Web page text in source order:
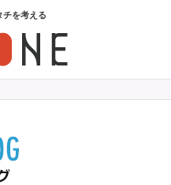
チを考える